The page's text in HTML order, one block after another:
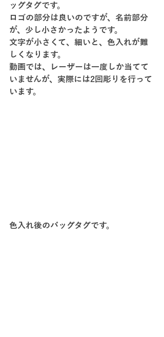
ッグタグです。
ロゴの部分は良いのですが、名前部分
が、少し小さかったようです。
文字が小さくて、細いと、色入れが難
しくなります。
動画では、レーザーは一度しか当てて
いませんが、実際には2回彫りを行って
います。
色入れ後のバッグタグです。